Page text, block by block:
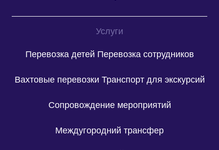
Услуги
Перевозка детей Перевозка сотрудников
Вахтовые перевозки Транспорт для экскурсий
Сопровождение мероприятий
Междугородний трансфер